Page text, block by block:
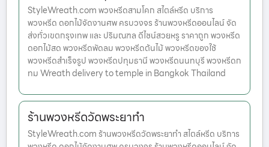
StyleWreath.com พวงหรีดสามโคก สไตล์หรีด บริการ
พวงหรีด ดอกไม้จัดงานศพ ครบวงจร ร้านพวงหรีดออนไลน์ จัด
ส่งทั่วเขตกรุงเทพ และ ปริมณฑล ดีไซน์สวยหรู ราคาถูก พวงหรีด
ดอกไม้สด พวงหรีดพัดลม พวงหรีดต้นไม้ พวงหรีดของใช้
พวงหรีดสำเร็จรูป พวงหรีดปทุมธานี พวงหรีดนนทบุรี พวงหรีดก
ทม Wreath delivery to temple in Bangkok Thailand
ร้านพวงหรีดวัดพระยาทำ
StyleWreath.com ร้านพวงหรีดวัดพระยาทำ สไตล์หรีด บริการ